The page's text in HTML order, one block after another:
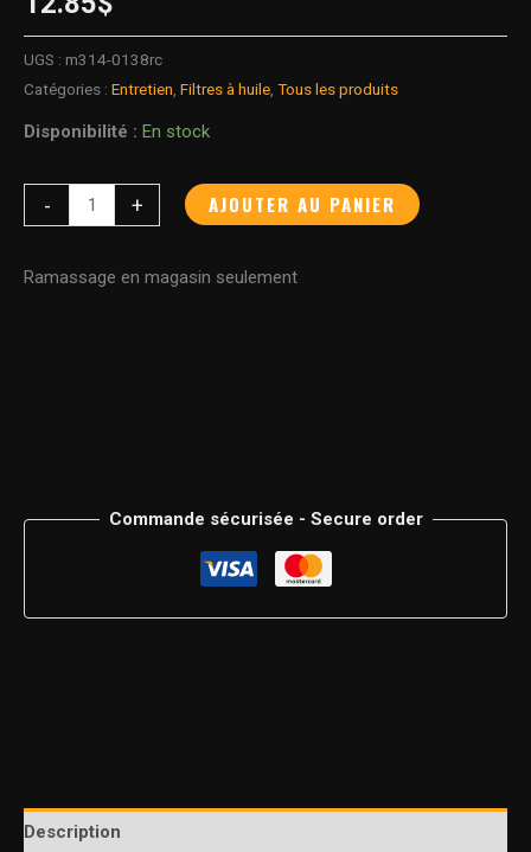
UGS : m314-0138rc
Catégories : Entretien Filtres à huile Tous les produits
Disponibilité : En stock
- + AJOUTER AU PANIER
Ramassage en magasin seulement
Commande sécurisée - Secure order
Description